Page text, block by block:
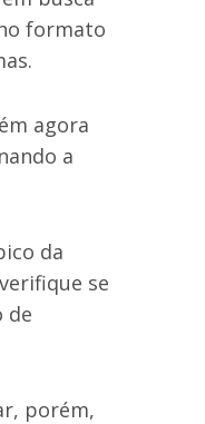
formato
agora
a
da
se
de
porém,